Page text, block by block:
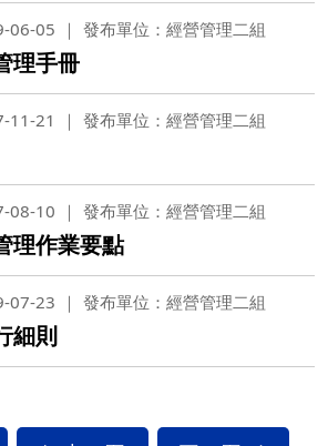
06-05 發布單位：經營管理二組
理手冊
11-21 發布單位：經營管理二組
08-10 發布單位：經營管理二組
理作業要點
07-23 發布單位：經營管理二組
細則